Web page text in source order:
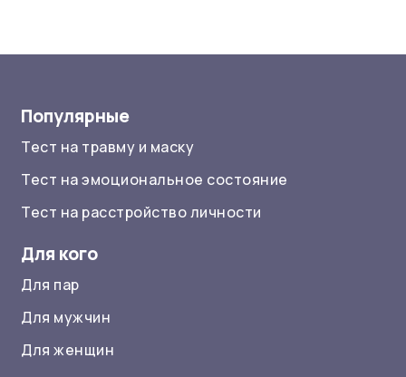
Популярные
Тест на травму и маску
Тест на эмоциональное состояние
Тест на расстройство личности
Для кого
Для пар
Для мужчин
Для женщин